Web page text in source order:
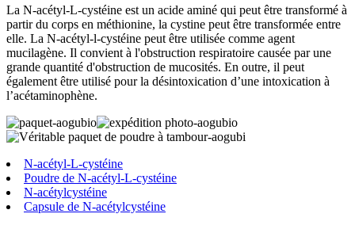
La N-acétyl-L-cystéine est un acide aminé qui peut être transformé à
partir du corps en méthionine, la cystine peut être transformée entre
elle. La N-acétyl-l-cystéine peut être utilisée comme agent
mucilagène. Il convient à l'obstruction respiratoire causée par une
grande quantité d'obstruction de mucosités. En outre, il peut
également être utilisé pour la désintoxication d’une intoxication à
l’acétaminophène.
N-acétyl-L-cystéine
Poudre de N-acétyl-L-cystéine
N-acétylcystéine
Capsule de N-acétylcystéine